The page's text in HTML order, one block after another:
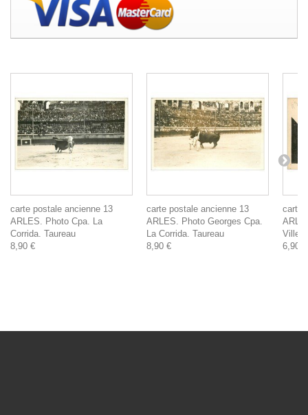
carte postale ancienne 13
ARLES. Photo Cpa. La
Corrida. Taureau
8,90 €
carte postale ancienne 13
ARLES. Photo Georges Cpa.
La Corrida. Taureau
8,90 €
carte
Ville
6,90 €